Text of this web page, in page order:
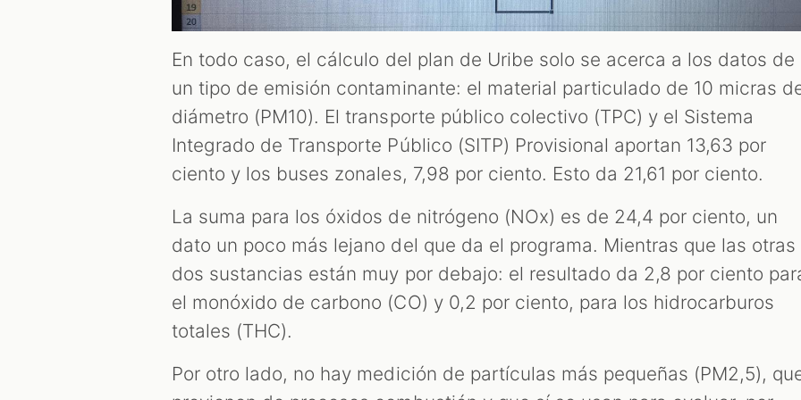
En todo caso, el cálculo del plan de Uribe solo se acerca a los datos de
un tipo de emisión contaminante: el material particulado de 10 micras
diámetro (PM10). El transporte público colectivo (TPC) y el Sistema
Integrado de Transporte Público (SITP) Provisional aportan 13,63 por
ciento y los buses zonales, 7,98 por ciento. Esto da 21,61 por ciento.
La suma para los óxidos de nitrógeno (NOx) es de 24,4 por ciento, un
dato un poco más lejano del que da el programa. Mientras que las otras
dos sustancias están muy por debajo: el resultado da 2,8 por ciento
el monóxido de carbono (CO) y 0,2 por ciento, para los hidrocarburos
totales (THC).
Por otro lado, no hay medición de partículas más pequeñas (PM2,5),